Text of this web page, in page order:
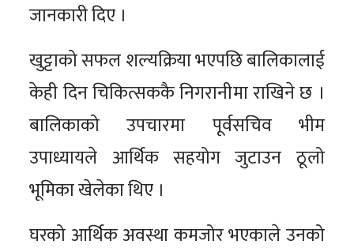
जानकारी दिए ।
खुट्टाको सफल शल्यक्रिया भएपछि बालिकालाई
केही दिन चिकित्सककै निगरानीमा राखिने छ ।
बालिकाको उपचारमा पूर्वसचिव भीम
उपाध्यायले आर्थिक सहयोग जुटाउन ठूलो
भूमिका खेलेका थिए ।
घरको आर्थिक अवस्था कमजोर भएकाले उनको